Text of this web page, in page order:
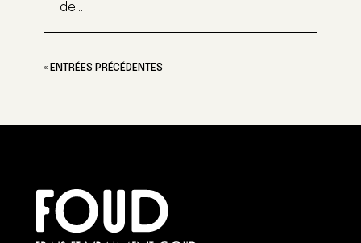
de...
« ENTRÉES PRÉCÉDENTES